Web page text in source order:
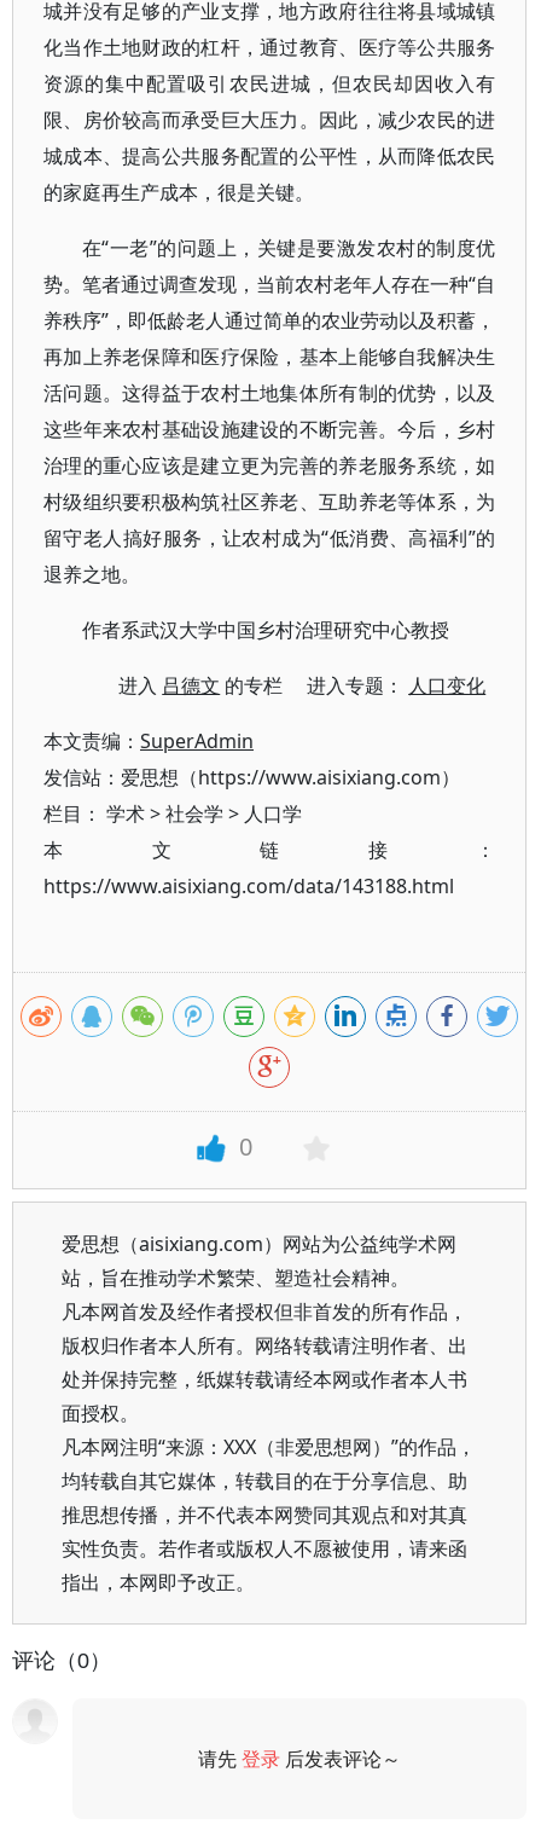
城并没有足够的产业支撑，地方政府往往将县域城镇
化当作土地财政的杠杆，通过教育、医疗等公共服务
资源的集中配置吸引农民进城，但农民却因收入有
限、房价较高而承受巨大压力。因此，减少农民的进
城成本、提高公共服务配置的公平性，从而降低农民
的家庭再生产成本，很是关键。
在“一老”的问题上，关键是要激发农村的制度优
势。笔者通过调查发现，当前农村老年人存在一种“自
养秩序”，即低龄老人通过简单的农业劳动以及积蓄，
再加上养老保障和医疗保险，基本上能够自我解决生
活问题。这得益于农村土地集体所有制的优势，以及
这些年来农村基础设施建设的不断完善。今后，乡村
治理的重心应该是建立更为完善的养老服务系统，如
村级组织要积极构筑社区养老、互助养老等体系，为
留守老人搞好服务，让农村成为“低消费、高福利”的
退养之地。
作者系武汉大学中国乡村治理研究中心教授
进入 吕德文 的专栏 进入专题： 人口变化
本文责编： SuperAdmin
发信站：爱思想（https://www.aisixiang.com）
栏目： 学术>社会学 > 人口学
本文链接：
https://www.aisixiang.com/data/143188.html
0
爱思想（aisixiang.com）网站为公益纯学术网
站，旨在推动学术繁荣、塑造社会精神。
凡本网首发及经作者授权但非首发的所有作品，
版权归作者本人所有。网络转载请注明作者、出
处并保持完整，纸媒转载请经本网或作者本人书
面授权。
凡本网注明“来源：XXX（非爱思想网）”的作品，
均转载自其它媒体，转载目的在于分享信息、助
推思想传播，并不代表本网赞同其观点和对其真
实性负责。若作者或版权人不愿被使用，请来函
指出，本网即予改正。
评论（0）
请先登录 后发表评论～